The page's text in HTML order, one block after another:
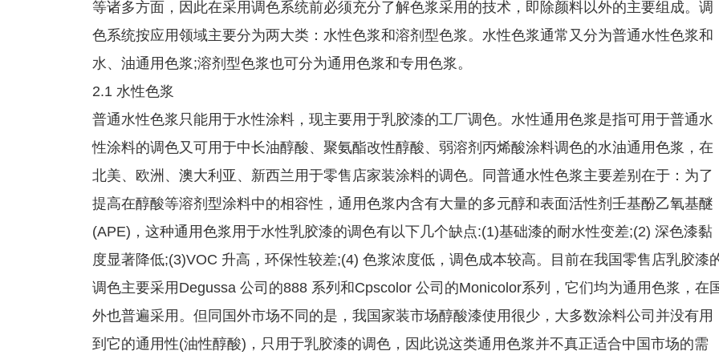
等诸多方面，因此在采用调色系统前必须充分了解色浆采用的技术，即除颜料以外的主要组成。调
色系统按应用领域主要分为两大类：水性色浆和溶剂型色浆。水性色浆通常又分为普通水性色浆和
水、油通用色浆;溶剂型色浆也可分为通用色浆和专用色浆。
2.1 水性色浆
普通水性色浆只能用于水性涂料，现主要用于乳胶漆的工厂调色。水性通用色浆是指可用于普通水
性涂料的调色又可用于中长油醇酸、聚氨酯改性醇酸、弱溶剂丙烯酸涂料调色的水油通用色浆，在
北美、欧洲、澳大利亚、新西兰用于零售店家装涂料的调色。同普通水性色浆主要差别在于：为了
提高在醇酸等溶剂型涂料中的相容性，通用色浆内含有大量的多元醇和表面活性剂壬基酚乙氧基醚
(APE)，这种通用色浆用于水性乳胶漆的调色有以下几个缺点:(1)基础漆的耐水性变差;(2) 深色漆黏
度显著降低;(3)VOC 升高，环保性较差;(4) 色浆浓度低，调色成本较高。目前在我国零售店乳胶漆
调色主要采用Degussa 公司的888 系列和Cpscolor 公司的Monicolor系列，它们均为通用色浆，在
外也普遍采用。但同国外市场不同的是，我国家装市场醇酸漆使用很少，大多数涂料公司并没有用
到它的通用性(油性醇酸)，只用于乳胶漆的调色，因此说这类通用色浆并不真正适合中国市场的需